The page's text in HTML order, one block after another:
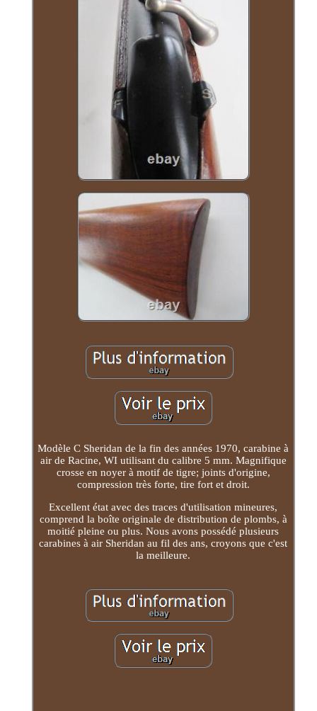
Modèle C Sheridan de la fin des années 1970, carabine à
air de Racine, WI utilisant du calibre 5 mm. Magnifique
crosse en noyer à motif de tigre; joints d'origine,
compression très forte, tire fort et droit.
Excellent état avec des traces d'utilisation mineures,
comprend la boîte originale de distribution de plombs, à
moitié pleine ou plus. Nous avons possédé plusieurs
carabines à air Sheridan au fil des ans, croyons que c'est
la meilleure.